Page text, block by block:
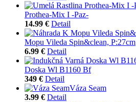
Prothea-Mix I -Paz-
14.99 € Detail
Mopu Vileda Spin&clean, P:27cm
6.99 € Detail
Doska Wl B1160 Bf
349 € Detail
Váza Seam
3.99 € Detail